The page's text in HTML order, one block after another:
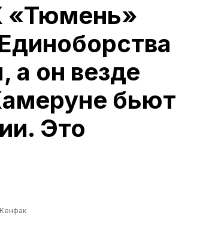
«Тюмень»
а он везде
бьют
Это